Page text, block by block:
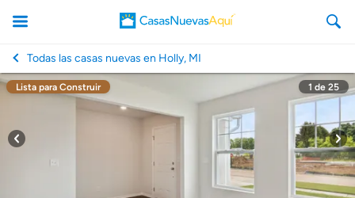
CasasNuevasAqui
Todas las casas nuevas en Holly, MI
Lista para Construir 1 de 25